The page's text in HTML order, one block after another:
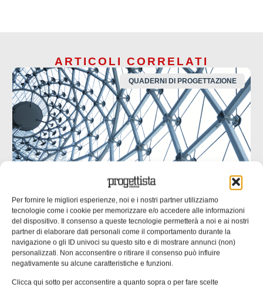
Per fornire le migliori esperienze, noi e i nostri partner utilizziamo
tecnologie come i cookie per memorizzare e/o accedere alle informazioni
del dispositivo. Il consenso a queste tecnologie permetterà a noi e ai nostri
partner di elaborare dati personali come il comportamento durante la
navigazione o gli ID univoci su questo sito e di mostrare annunci (non)
personalizzati. Non acconsentire o ritirare il consenso può influire
negativamente su alcune caratteristiche e funzioni.
Clicca qui sotto per acconsentire a quanto sopra o per fare scelte
ARTICOLI CORRELATI
QUADERNI DI PROGETTAZIONE
UNI EN 1090: il punto di contatto tra
progettazione ed esecuzione
Molte non conformità nascono da informazioni incomplete